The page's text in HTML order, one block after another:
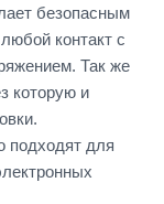
безопасным
контакт с
Так же
которую и
подходят для